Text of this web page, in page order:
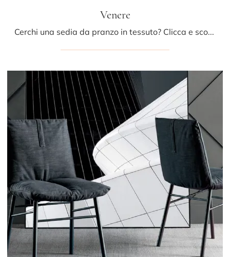
Venere
Cerchi una sedia da pranzo in tessuto? Clicca e scopri il modello Venere di Bonaldo per ultimare i tuoi locali al meglio.